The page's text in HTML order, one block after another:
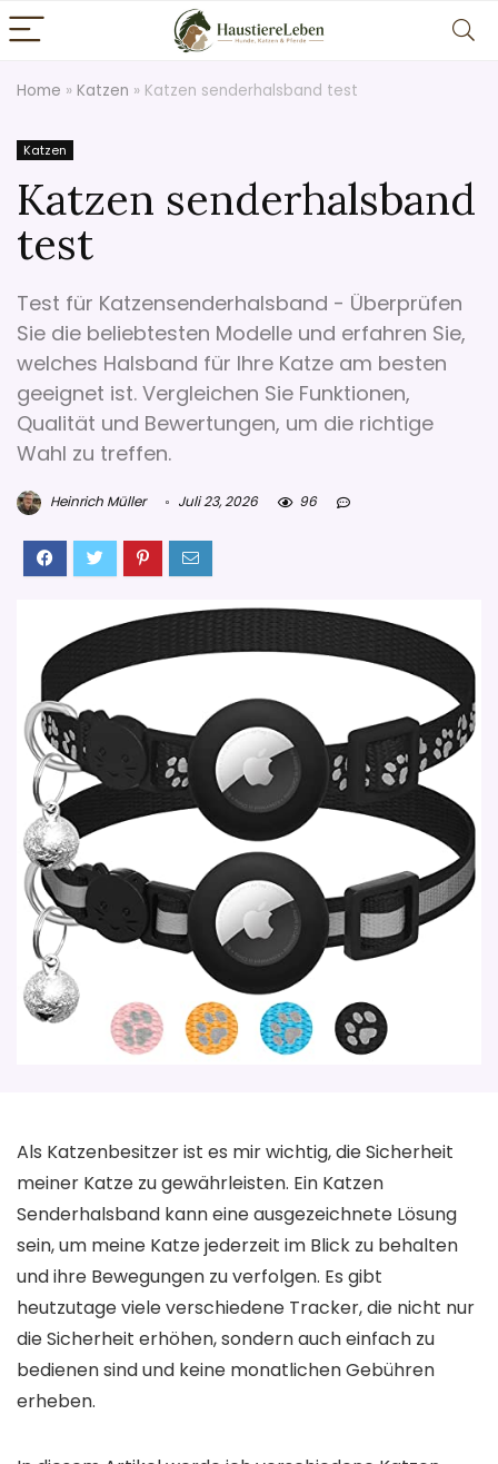
Home » Katzen » Katzen senderhalsband test
Katzen
Katzen senderhalsband
test
Test für Katzensenderhalsband - Überprüfen
Sie die beliebtesten Modelle und erfahren Sie,
welches Halsband für Ihre Katze am besten
geeignet ist. Vergleichen Sie Funktionen,
Qualität und Bewertungen, um die richtige
Wahl zu treffen.
Heinrich Müller Juli 23, 2026 96
Als Katzenbesitzer ist es mir wichtig, die Sicherheit
meiner Katze zu gewährleisten. Ein Katzen
Senderhalsband kann eine ausgezeichnete Lösung
sein, um meine Katze jederzeit im Blick zu behalten
und ihre Bewegungen zu verfolgen. Es gibt
heutzutage viele verschiedene Tracker, die nicht nur
die Sicherheit erhöhen, sondern auch einfach zu
bedienen sind und keine monatlichen Gebühren
erheben.